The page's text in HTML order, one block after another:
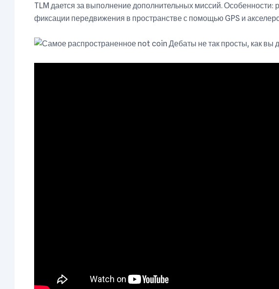
TLM дается за выполнение дополнительных миссий. Особенности:
фиксации передвижения в пространстве с помощью GPS и